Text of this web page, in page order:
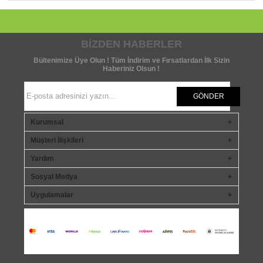
BIZDEN HABERLER
Bültenimize Üye Olun ! Tüm İndirim ve Fırsatlardan İlk Sizin
Haberiniz Olsun !
GÖNDER
Kurumsal
Müşteri İlişkileri
Yardım
Sosyal Medya
Uygulamalar